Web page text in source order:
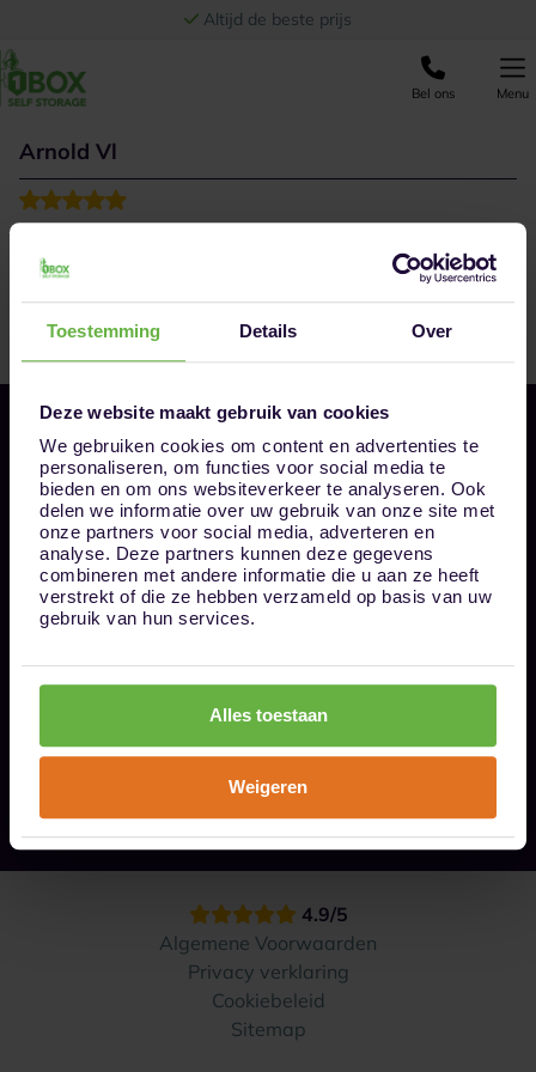
Toestemming Details Over
Deze website maakt gebruik van cookies
We gebruiken cookies om content en advertenties te
personaliseren, om functies voor social media te
bieden en om ons websiteverkeer te analyseren. Ook
delen we informatie over uw gebruik van onze site met
onze partners voor social media, adverteren en
analyse. Deze partners kunnen deze gegevens
combineren met andere informatie die u aan ze heeft
verstrekt of die ze hebben verzameld op basis van uw
gebruik van hun services.
Alles toestaan
Weigeren
Altijd de beste prijs
Bel ons Menu
Arnold Vl
Bel ons op 085 - 0161611
info@1box.nl
Volg ons
Onze opslaglocaties
Hoe werkt het?
4.9/5
Algemene Voorwaarden
Privacy verklaring
Cookiebeleid
Sitemap